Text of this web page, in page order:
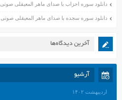
دانلود سوره احزاب با صدای ماهر المعیقلی صوتی
دانلود سوره سجده با صدای ماهر المعیقلی صوتی
آخرین دیدگاه‌ها
آرشیو
اردیبهشت ۱۴۰۲